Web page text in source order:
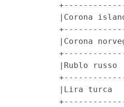
|Corona
|Corona
|Rublo russo
|Lira turca